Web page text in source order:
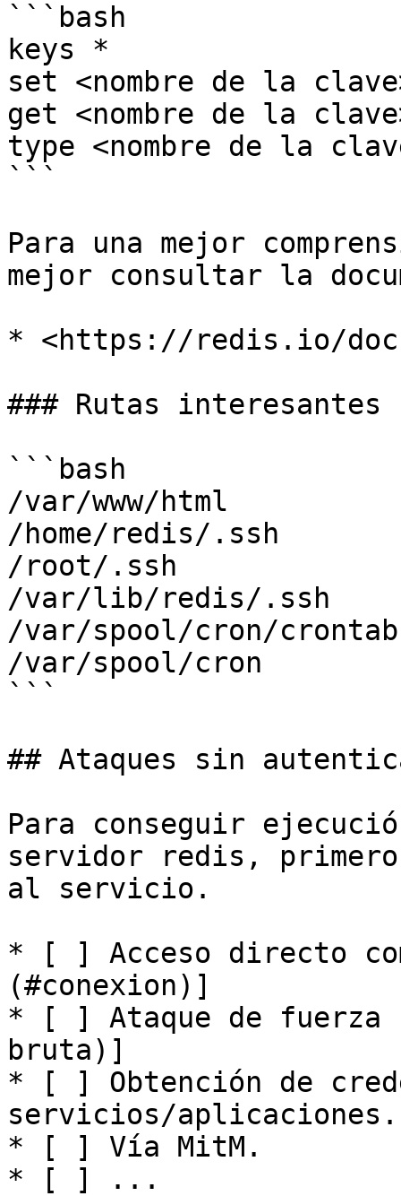
```bash
keys *
set <nombre de la
get <nombre de la
type <nombre de la
```
Para una mejor
mejor consultar la
* <https://redis.io/
### Rutas interesantes
```bash
/var/www/html
/home/redis/.ssh
/root/.ssh
/var/lib/redis/.ssh
/var/spool/cron/
/var/spool/cron
```
## Ataques sin
Para conseguir
servidor redis, primero
al servicio.
* [ ] Acceso directo
(#conexion)]
* [ ] Ataque de
bruta)]
* [ ] Obtención de
servicios/aplicaciones.
* [ ] Vía MitM.
* [ ] ...